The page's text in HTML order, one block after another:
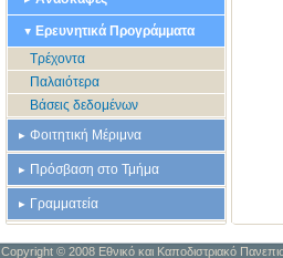
Ερευνητικά Προγράμματα
Τρέχοντα
Παλαιότερα
Βάσεις δεδομένων
Φοιτητική Μέριμνα
Πρόσβαση στο Τμήμα
Γραμματεία
Copyright © 2008 Εθνικό και Καποδιστριακό